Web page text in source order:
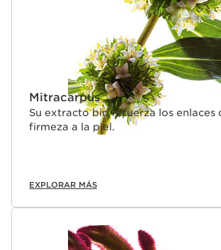
Mitracarpus
Su extracto bio refuerza los enlaces
firmeza a la piel.
EXPLORAR MÁS